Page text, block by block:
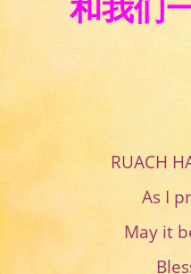
和我们
RUACH
As I
May it